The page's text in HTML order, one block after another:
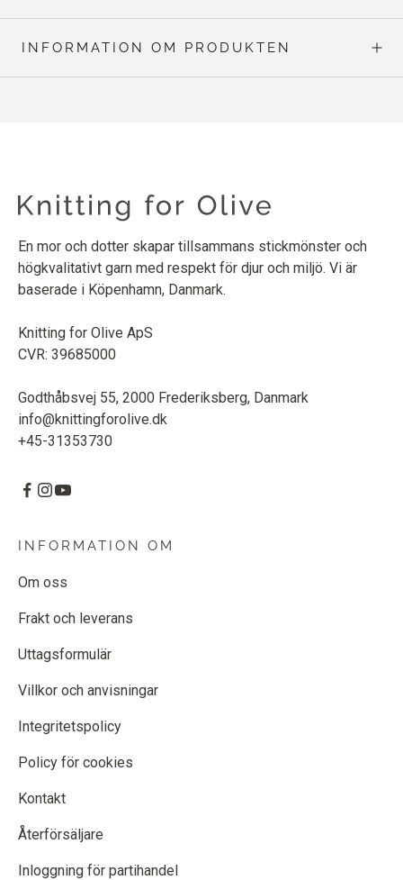
INFORMATION OM PRODUKTEN
En mor och dotter skapar tillsammans stickmönster och
högkvalitativt garn med respekt för djur och miljö. Vi är
baserade i Köpenhamn, Danmark.
Knitting for Olive ApS
CVR: 39685000
Godthåbsvej 55, 2000 Frederiksberg, Danmark
info@knittingforolive.dk
+45-31353730
INFORMATION OM
Om oss
Frakt och leverans
Uttagsformulär
Villkor och anvisningar
Integritetspolicy
Policy för cookies
Kontakt
Återförsäljare
Inloggning för partihandel